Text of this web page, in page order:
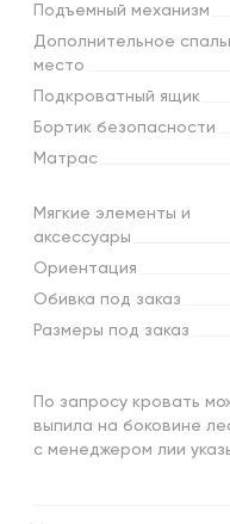
Подъемный механизм
Дополнительное
место
Подкроватный ящик
Бортик безопасности
Матрас
Мягкие элементы и
аксессуары
Ориентация
Обивка под заказ
Размеры под заказ
По запросу кровать
выпила на боковине
с менеджером лии